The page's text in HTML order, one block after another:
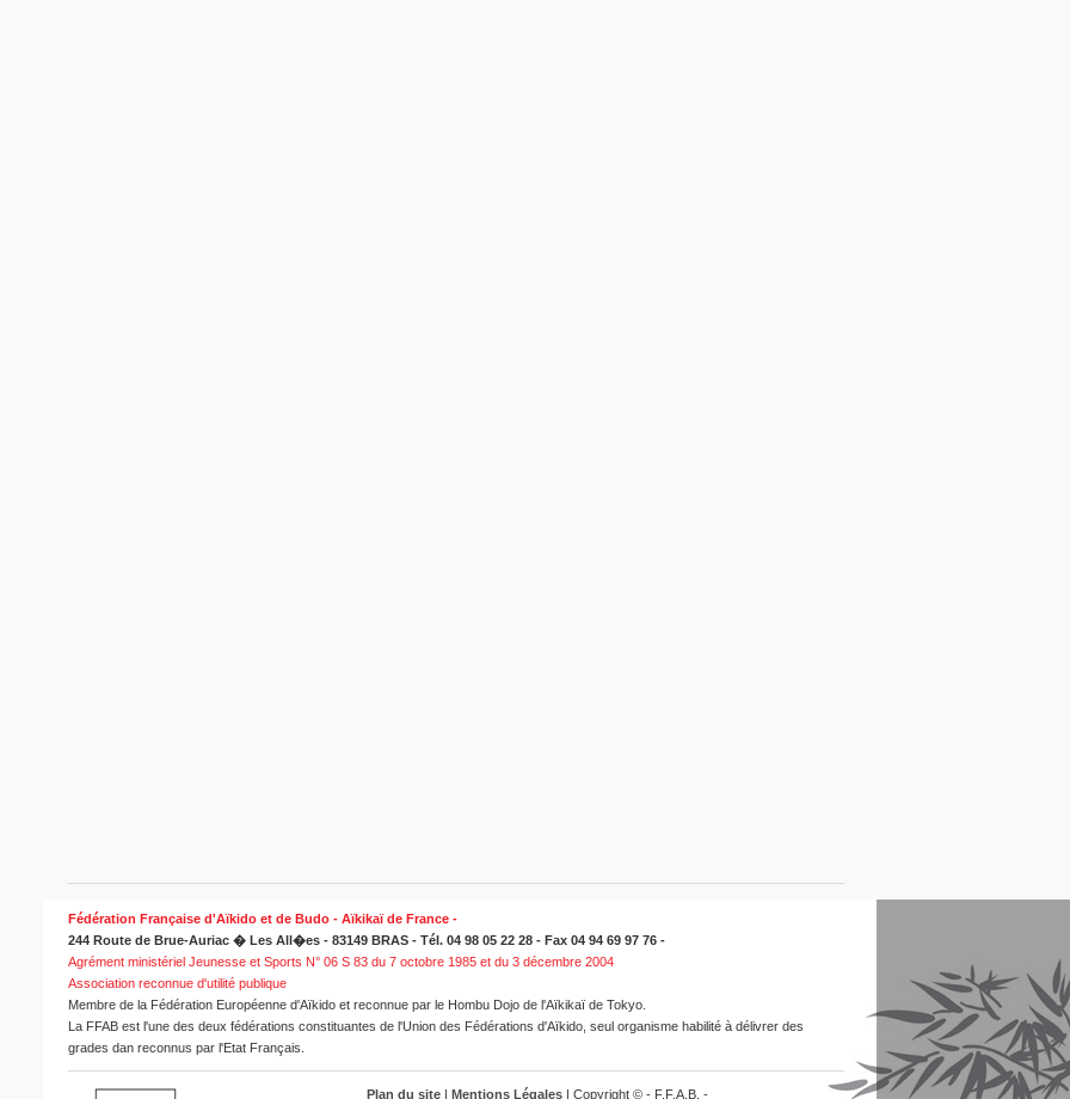
Fédération Française d'Aïkido et de Budo - Aïkikaï de France -
244 Route de Brue-Auriac � Les All�es - 83149 BRAS - Tél. 04 98 05 22 28 - Fax 04 94 69 97 76 -
Agrément ministériel Jeunesse et Sports N° 06 S 83 du 7 octobre 1985 et du 3 décembre 2004
Association reconnue d'utilité publique
Membre de la Fédération Européenne d'Aïkido et reconnue par le Hombu Dojo de l'Aïkikaï de Tokyo.
La FFAB est l'une des deux fédérations constituantes de l'Union des Fédérations d'Aïkido, seul organisme habilité à délivrer des
grades dan reconnus par l'Etat Français.
Plan du site | Mentions Légales | Copyright © - F.F.A.B. -